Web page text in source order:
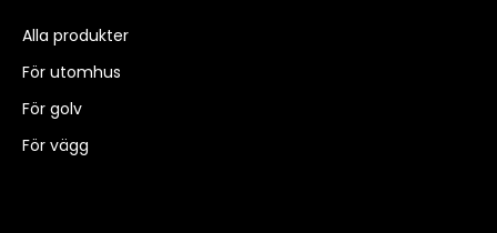
Alla produkter
För utomhus
För golv
För vägg